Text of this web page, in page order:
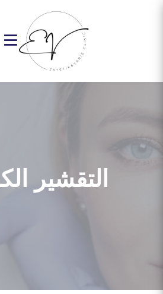
التقشير